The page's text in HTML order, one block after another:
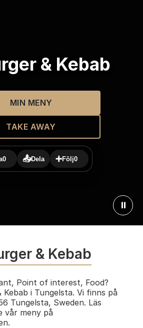
& Kebab
MIN MENY
TAKE AWAY
0 📤Dela ➕Följ0
⏸
& Kebab
Point of interest, Food?
Kebab i Tungelsta. Vi finns på
Tungelsta, Sweden. Läs
vår meny på